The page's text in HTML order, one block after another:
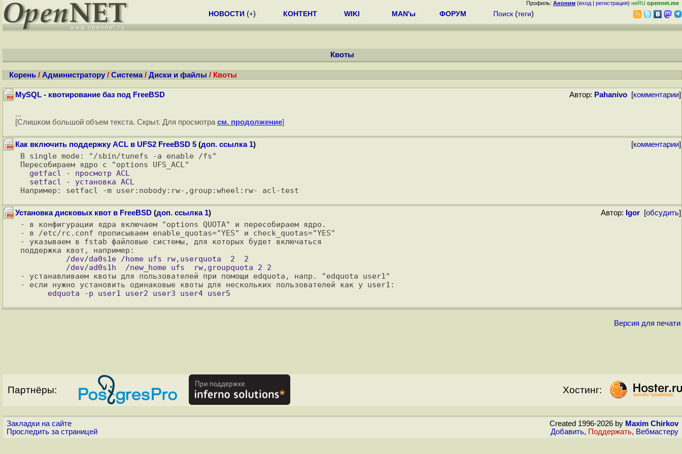
Профиль: Аноним (вход | регистрация) неRU opennet.me
НОВОСТИ (+) КОНТЕНТ WIKI MAN'ы ФОРУМ Поиск (теги)
Квоты
Корень / Администратору / Система/ Диски и файлы / Квоты
MySQL - квотирование баз под FreeBSD Автор: Pahanivo [комментарии]
...
[Слишком большой объем текста. Скрыт. Для просмотра см. продолжение]
Как включить поддержку ACL в UFS2 FreeBSD 5 (доп. ссылка 1) [комментарии]
В single mode: "/sbin/tunefs -a enable /fs"
Установка дисковых квот в FreeBSD (доп. ссылка 1) Автор: Igor [обсудить]
- в конфигурации ядра включаем "options QUOTA" и пересобираем ядро.
- в /etc/rc.conf прописываем enable_quotas="YES" и check_quotas="YES"
- указываем в fstab файловые системы, для которых будет включаться
- устанавливаем квоты для пользователей при помощи edquota, напр. "edquota user1"
Версия для печати
Партнёры: Хостинг:
Закладки на сайте
Проследить за страницей
Created 1996-2026 by Maxim Chirkov
Добавить, Поддержать, Вебмастеру